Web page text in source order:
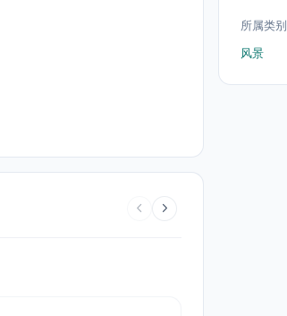
所属类别
风景